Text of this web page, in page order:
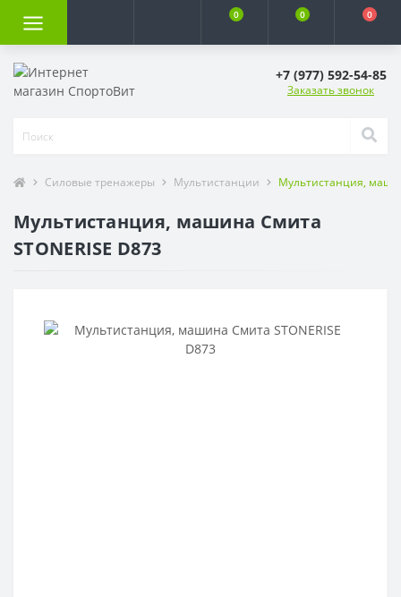
0 0 0
+7 (977) 592-54-85
Заказать звонок
Силовые тренажеры Мультистанции Мультистанция,
Мультистанция, машина Смита
STONERISE D873